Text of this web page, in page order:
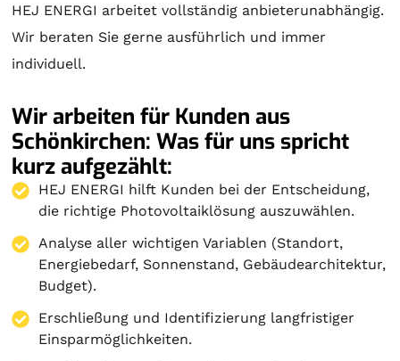
HEJ ENERGI arbeitet vollständig anbieterunabhängig.
Wir beraten Sie gerne ausführlich und immer
individuell.
Wir arbeiten für Kunden aus
Schönkirchen: Was für uns spricht
kurz aufgezählt:
HEJ ENERGI hilft Kunden bei der Entscheidung,
die richtige Photovoltaiklösung auszuwählen.
Analyse aller wichtigen Variablen (Standort,
Energiebedarf, Sonnenstand, Gebäudearchitektur,
Budget).
Erschließung und Identifizierung langfristiger
Einsparmöglichkeiten.